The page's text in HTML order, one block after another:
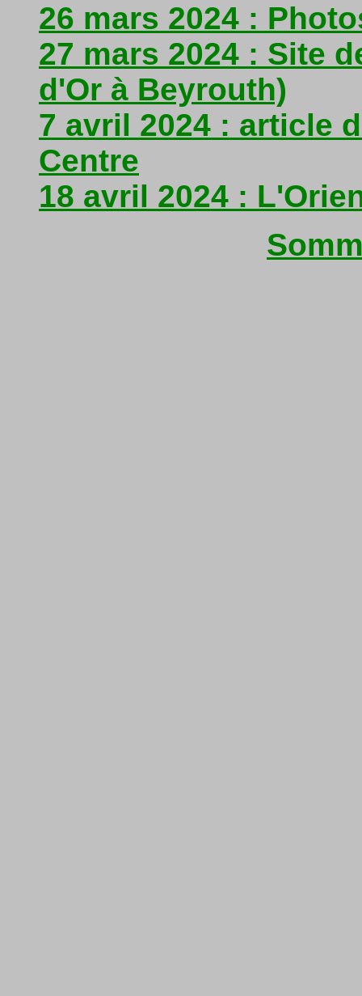
26 mars 2024 :
27 mars 2024 : Site
d'Or à Beyrouth)
7 avril 2024 : article
Centre
18 avril 2024 :